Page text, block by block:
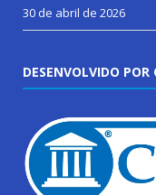
30 de abril de 2026
DESENVOLVIDO POR